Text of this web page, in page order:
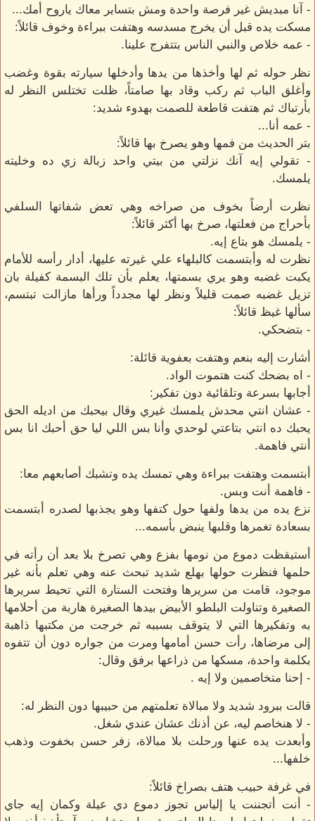
- آنا مبديش غير فرصة واحدة ومش بتساير معاك ياروح أمك...
مسكت يده قبل أن يخرج مسدسه وهتفت ببراءة وخوف قائلاً:
- عمه خلاص والنبي الناس بتتفرج علينا.
نظر حوله ثم لها وأخذها من يدها وأدخلها سيارته بقوة وغضب
وأغلق الباب ثم ركب وقاد بها صامتاً، ظلت تختلس النظر له
بأرتباك ثم هتفت قاطعة للصمت بهدوء شديد:
- عمه أنا...
بتر الحديث من فمها وهو يصرخ بها قائلاً:
- تقولي إيه آنك نزلتي من بيتي واحد زبالة زي ده وخليته
يلمسك.
نظرت أرضاً بخوف من صراخه وهي تعض شفاتها السلفي
بأحراج من فعلتها، صرخ بها أكثر قائلاً:
- يلمسك هو بتاع إيه.
نظرت له وأبتسمت كالبلهاء علي غيرته عليها، أدار رأسه للأمام
يكبت غضبه وهو يري بسمتها، يعلم بأن تلك البسمة كفيلة بان
تزيل غضبه صمت قليلاً ونظر لها مجدداً ورأها مازالت تبتسم،
سألها غيظ قائلاً:
- بتضحكي.
أشارت إليه بنعم وهتفت بعفوية قائلة:
- اه بضحك كنت هتموت الواد.
أجابها بسرعة وتلقائية دون تفكير:
- عشان انتي محدش يلمسك غيري وقال بيحبك من اديله الحق
يحبك ده انتي بتاعتي لوحدي وأنا بس اللي ليا حق أحبك انا بس
أنتي فاهمة.
أبتسمت وهتفت ببراءة وهي تمسك يده وتشبك أصابعهم معا:
- فاهمة أنت وبس.
نزع يده من يدها ولفها حول كتفها وهو يجذبها لصدره أبتسمت
بسعادة تغمرها وقلبها ينبض بأسمه...
أستيقظت دموع من نومها بفزع وهي تصرخ بلا بعد أن رأته في
حلمها فنظرت حولها بهلع شديد تبحث عنه وهي تعلم بأنه غير
موجود، قامت من سريرها وفتحت الستارة التي تحيط سريرها
الصغيرة وتناولت البلطو الأبيض بيدها الصغيرة هاربة من أحلامها
به وتفكيرها التي لا يتوقف بسببه ثم خرجت من مكتبها ذاهبة
إلى مرضاها، رأت حسن أمامها ومرت من جواره دون أن تتفوه
بكلمة واحدة، مسكها من ذراعها برفق وقال:
- إحنا متخاصمين ولا إيه .
قالت ببرود شديد ولا مبالاة تعلمتهم من حبيبها دون النظر له:
- لا هنخاصم ليه، عن أذنك عشان عندي شغل.
وأبعدت يده عنها ورحلت بلا مبالاة، زفر حسن بخفوت وذهب
خلفها...
في غرفة حبيب هتف بصراخ قائلاً:
- أنت أتجننت يا إلياس تجوز دموع دي عيلة وكمان إيه جاي